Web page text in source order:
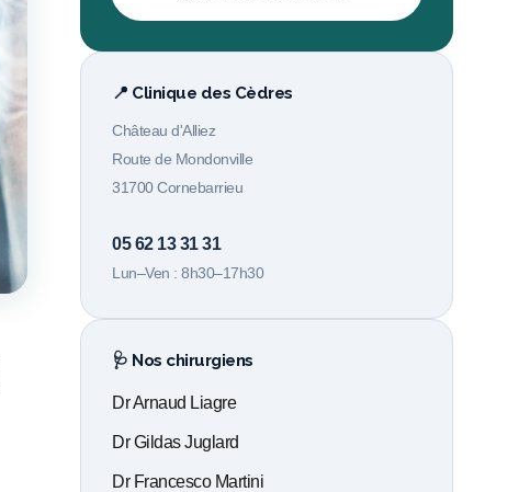
📍 Clinique des Cèdres
Château d'Alliez
Route de Mondonville
31700 Cornebarrieu
05 62 13 31 31
Lun–Ven : 8h30–17h30
🩺 Nos chirurgiens
Dr Arnaud Liagre
Dr Gildas Juglard
Dr Francesco Martini